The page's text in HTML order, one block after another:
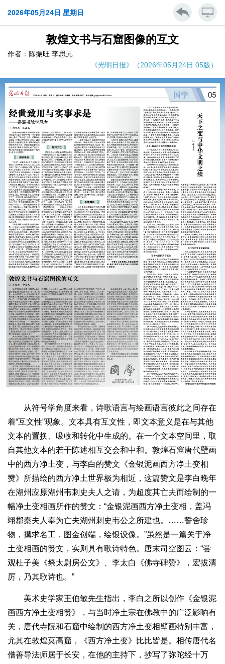
2026年05月24日 星期日
敦煌文书与石窟图像的互文
作者：陈振旺 李思元
《光明日报》（2026年05月24日 05版）
从符号学角度来看，诗歌语言与绘画语言彼此之间存在
着“互文性”现象。文本具有互文性，即文本意义是在与其他
文本的置换、吸收和转化中生成的。在一个文本空间里，取
自其他文本的若干陈述相互交会和中和。敦煌石窟唐代壁画
中的西方净土变，与李白的赞文《金银泥画西方净土变相
赞》所描绘的西方净土世界极为相近，这篇赞文是李白晚年
在湖州应原湖州韦刺史夫人之请，为超度其亡夫而绘制的一
幅净土变相画所作的赞文：“金银泥画西方净土变相，盖冯
翊郡秦夫人奉为亡夫湖州刺史韦公之所建也。……誓舍珍
物，搆求名工，图金创端，绘银设像。”虽然是一篇关于净
土变相画的赞文，实则具有歌诗特色。唐末司空图云：“尝
观杜子美《祭太尉房公文》、李太白《佛寺碑赞》，宏拔清
厉，乃其歌诗也。”
美术史学家王伯敏先生指出，李白之所以创作《金银泥
画西方净土变相赞》，与当时净土宗在佛教中的广泛影响有
关，唐代寺院和石窟中绘制的西方净土变相壁画特别丰富，
尤其在敦煌莫高窟，《西方净土变》比比皆是。相传唐代名
僧善导法师居于长安，在他的主持下，抄写了弥陀经十万